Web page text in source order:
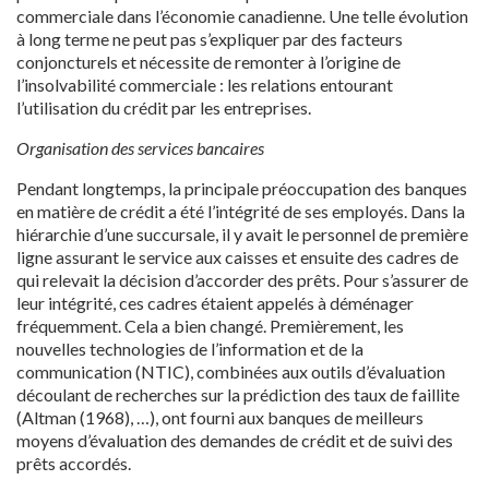
commerciale dans l’économie canadienne. Une telle évolution
à long terme ne peut pas s’expliquer par des facteurs
conjoncturels et nécessite de remonter à l’origine de
l’insolvabilité commerciale : les relations entourant
l’utilisation du crédit par les entreprises.
Organisation des services bancaires
Pendant longtemps, la principale préoccupation des banques
en matière de crédit a été l’intégrité de ses employés. Dans la
hiérarchie d’une succursale, il y avait le personnel de première
ligne assurant le service aux caisses et ensuite des cadres de
qui relevait la décision d’accorder des prêts. Pour s’assurer de
leur intégrité, ces cadres étaient appelés à déménager
fréquemment. Cela a bien changé. Premièrement, les
nouvelles technologies de l’information et de la
communication (NTIC), combinées aux outils d’évaluation
découlant de recherches sur la prédiction des taux de faillite
(Altman (1968), …), ont fourni aux banques de meilleurs
moyens d’évaluation des demandes de crédit et de suivi des
prêts accordés.